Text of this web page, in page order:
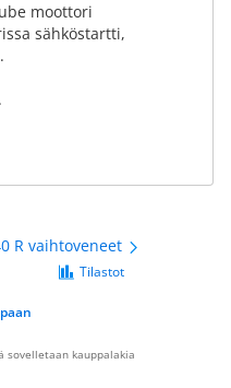
moottori
sähköstartti,
R vaihtoveneet
Tilastot
sovelletaan kauppalakia